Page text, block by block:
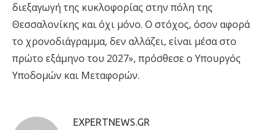
διεξαγωγή της κυκλοφορίας στην πόλη της
Θεσσαλονίκης και όχι μόνο. Ο στόχος, όσον αφορά
το χρονοδιάγραμμα, δεν αλλάζει, είναι μέσα στο
πρώτο εξάμηνο του 2027», πρόσθεσε ο Υπουργός
Υποδομών και Μεταφορών.
EXPERTNEWS.GR